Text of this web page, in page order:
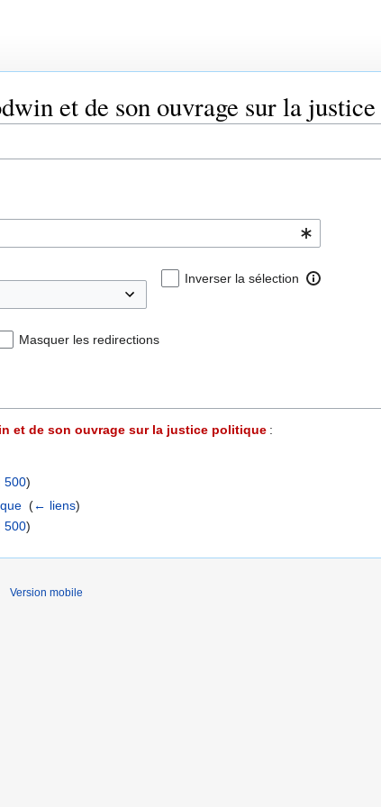
et de son ouvrage sur la
Inverser la sélection
Masquer les redirections
et de son ouvrage sur la justice politique :
500)
‎(← liens)
500)
Version mobile